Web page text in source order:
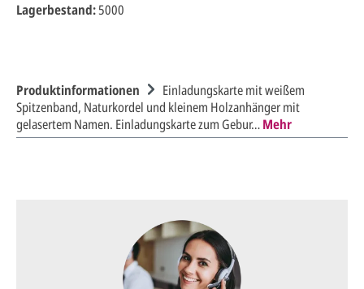
Lagerbestand:5000
Produktinformationen
Einladungskarte mit weißem
Spitzenband, Naturkordel und kleinem Holzanhänger mit
gelasertem Namen. Einladungskarte zum Gebur…Mehr